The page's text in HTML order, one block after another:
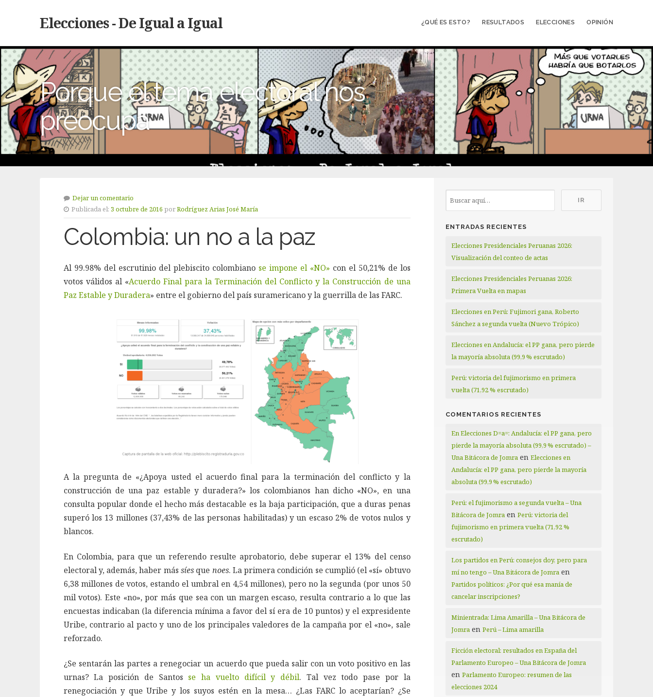
Elecciones - De Igual a Igual ¿QUÉ ES ESTO? RESULTADOS ELECCIONES OPINIÓN
Porque el tema electoral nos
preocupa
Dejar un comentario
Publicada el: 3 octubre de 2016 porRodríguez Arias José María
Colombia: un no a la paz
Al 99.98% del escrutinio del plebiscito colombiano se impone el «NO» con el 50,21% de los
votos válidos al «Acuerdo Final para la Terminación del Conflicto y la Construcción de una
Paz Estable y Duradera» entre el gobierno del país suramericano y la guerrilla de las FARC.
A la pregunta de «¿Apoya usted el acuerdo final para la terminación del conflicto y la
construcción de una paz estable y duradera?» los colombianos han dicho «NO», en una
consulta popular donde el hecho más destacable es la baja participación, que a duras penas
superó los 13 millones (37,43% de las personas habilitadas) y un escaso 2% de votos nulos y
blancos.
En Colombia, para que un referendo resulte aprobatorio, debe superar el 13% del censo
electoral y, además, haber más síesque noes. La primera condición se cumplió (el «sí» obtuvo
6,38 millones de votos, estando el umbral en 4,54 millones), pero no la segunda (por unos 50
mil votos). Este «no», por más que sea con un margen escaso, resulta contrario a lo que las
encuestas indicaban (la diferencia mínima a favor del sí era de 10 puntos) y el expresidente
Uribe, contrario al pacto y uno de los principales valedores de la campaña por el «no», sale
reforzado.
¿Se sentarán las partes a renegociar un acuerdo que pueda salir con un voto positivo en las
urnas? La posición de Santos se ha vuelto difícil y débil. Tal vez todo pase por la
renegociación y que Uribe y los suyos estén en la mesa… ¿Las FARC lo aceptarían? ¿Se
ENTRADAS RECIENTES
Elecciones Presidenciales Peruanas 2026:
Visualización del conteo de actas
Elecciones Presidenciales Peruanas 2026:
Primera Vuelta en mapas
Elecciones en Perú: Fujimori gana, Roberto
Sánchez a segunda vuelta (Nuevo Trópico)
Elecciones en Andalucía: el PP gana, pero pierde
la mayoría absoluta (99,9 % escrutado)
Perú: victoria del fujimorismo en primera
vuelta (71,92 % escrutado)
COMENTARIOS RECIENTES
En Elecciones D=a=: Andalucía: el PP gana, pero
pierde la mayoría absoluta (99,9 % escrutado) –
Una Bitácora de Jomra enElecciones en
Andalucía: el PP gana, pero pierde la mayoría
absoluta (99,9 % escrutado)
Perú: el fujimorismo a segunda vuelta – Una
Bitácora de Jomra enPerú: victoria del
fujimorismo en primera vuelta (71,92 %
escrutado)
Los partidos en Perú: consejos doy, pero para
mí no tengo – Una Bitácora de Jomra en
Partidos políticos: ¿Por qué esa manía de
cancelar inscripciones?
Minientrada: Lima Amarilla – Una Bitácora de
Jomra enPerú – Lima amarilla
Ficción electoral: resultados en España del
Parlamento Europeo – Una Bitácora de Jomra
enParlamento Europeo: resumen de las
elecciones 2024